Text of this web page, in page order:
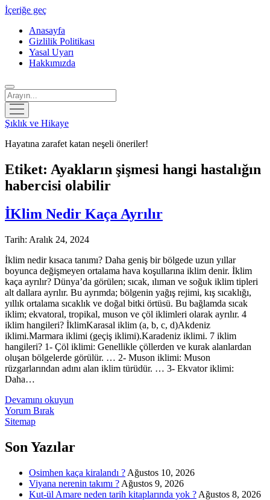
İçeriğe geç
Anasayfa
Gizlilik Politikası
Yasal Uyarı
Hakkımızda
Arama
menüyü
aç
Şıklık ve Hikaye
Hayatına zarafet katan neşeli öneriler!
Etiket: Ayakların şişmesi hangi hastalığın
habercisi olabilir
İKlim Nedir Kaça Ayrılır
Tarih: Aralık 24, 2024
İklim nedir kısaca tanımı? Daha geniş bir bölgede uzun yıllar
boyunca değişmeyen ortalama hava koşullarına iklim denir. İklim
kaça ayrılır? Dünya’da görülen; sıcak, ılıman ve soğuk iklim tipleri
alt dallara ayrılır. Bu ayrımda; bölgenin yağış rejimi, kış sıcaklığı,
yıllık ortalama sıcaklık ve doğal bitki örtüsü. Bu bağlamda sıcak
iklim; ekvatoral, tropikal, muson ve çöl iklimleri olarak ayrılır. 4
iklim hangileri? İklimKarasal iklim (a, b, c, d)Akdeniz
iklimi.Marmara iklimi (geçiş iklimi).Karadeniz iklimi. 7 iklim
hangileri? 1- Çöl iklimi: Genellikle çöllerden ve kurak alanlardan
oluşan bölgelerde görülür. … 2- Muson iklimi: Muson
rüzgarlarından adını alan iklim türüdür. … 3- Ekvator iklimi:
Daha…
Devamını okuyun
Yorum Bırak
Sitemap
Sidebar
Son Yazılar
Osimhen kaça kiralandı ? Ağustos 10, 2026
Viyana nerenin takımı ? Ağustos 9, 2026
Kut-ül Amare neden tarih kitaplarında yok ? Ağustos 8, 2026